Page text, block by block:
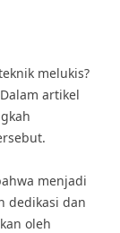
melukis?
artikel
menjadi
dedikasi dan
oleh